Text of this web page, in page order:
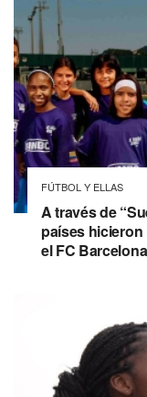
FÚTBOL Y ELLAS
A través de
países
el FC Barcelona